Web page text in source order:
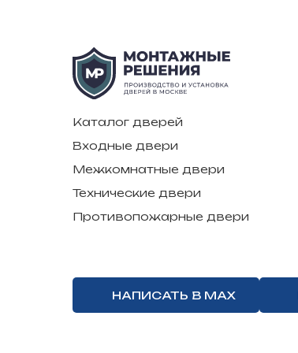
Каталог дверей
Входные двери
Межкомнатные двери
Технические двери
Противопожарные двери
НАПИСАТЬ В MAX